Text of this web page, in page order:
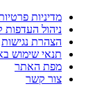
מדיניות
ניהול העדפות
הצהרת נגישות
תנאי שימוש
מפת האתר
צור קשר